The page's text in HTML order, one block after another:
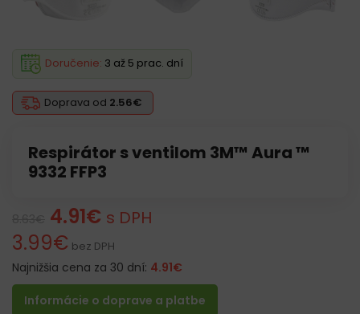
Respirátor s ventilom 3M™ Aura ™
9332 FFP3
Doprava od 2.56€
Doručenie: 3 až 5 prac. dní
4.91€ s DPH
3.99€ bez DPH
Najnižšia cena za 30 dní: 4.91€
Informácie o doprave a platbe